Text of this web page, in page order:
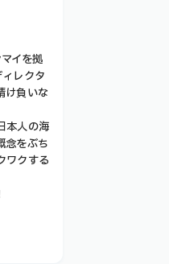
イを拠
レクタ
け負いな
本人の海
念をぶち
ワクする